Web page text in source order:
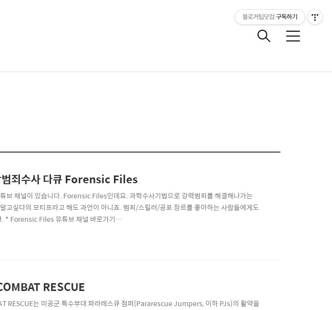
메
범죄수사 다큐 Forensic Files
브 채널이 있습니다. Forensic Files인데요. 과학수사기법으로 강력범죄를 해결해나가는
고싶다의 모티프라고 해도 과언이 아니죠. 범죄/스릴러/공포 장르를 좋아하는 사람들에게도
* Forensic Files 유튜브 채널 바로가기
추천 에피소드 1. Water Logged 추천 에피소드 2. Photo Finish
RESCUE
RESCUE는 미공군 특수부대 파라레스큐 점퍼(Pararescue Jumpers, 이하 PJs)의 활약을
블로거팁닷컴 구독하기